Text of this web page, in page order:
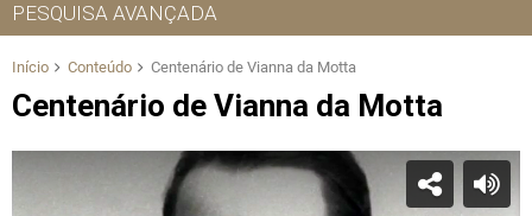
PESQUISA AVANÇADA
Início Conteúdo Centenário de Vianna da Motta
Centenário de Vianna da Motta